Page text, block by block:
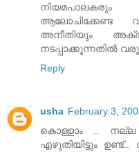
ആലോചിക്കേണ്ട
അനീതിയും
നടപ്പാക്കുന്നതില്‍
Reply
usha February 3,
കൊള്ളാം ..
എഴുതിയിട്ടും